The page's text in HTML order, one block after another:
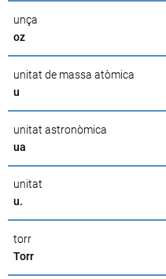
unça
oz
unitat de massa atòmica
u
unitat astronòmica
ua
unitat
u.
torr
Torr